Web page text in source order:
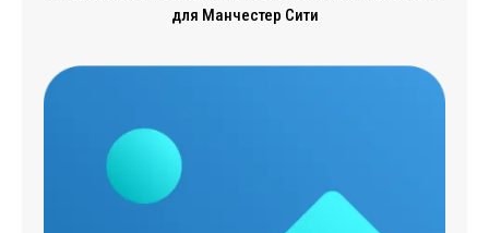
для Манчестер Сити